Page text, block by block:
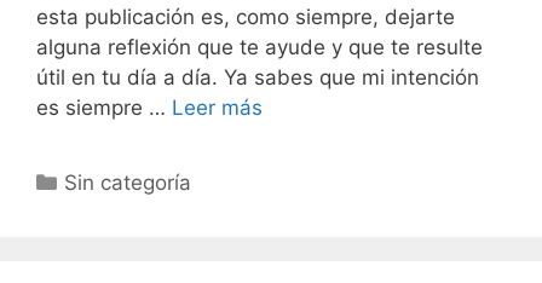
esta publicación es, como siempre, dejarte
alguna reflexión que te ayude y que te resulte
útil en tu día a día. Ya sabes que mi intención
es siempre … Leer más
Sin categoría